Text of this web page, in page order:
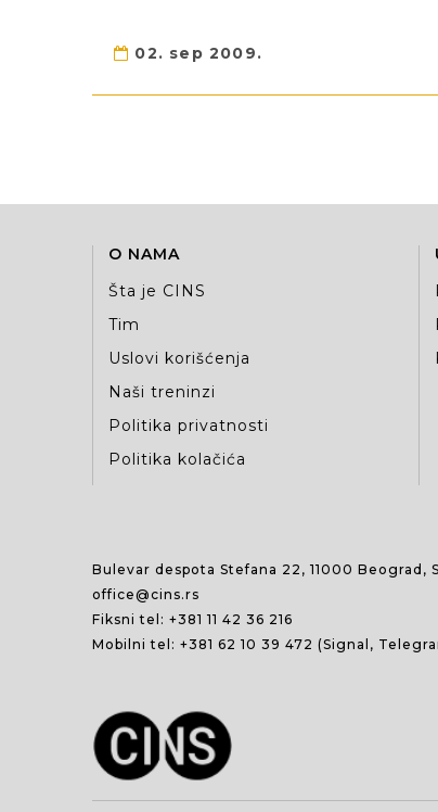
02. sep 2009.
O NAMA
Šta je CINS
Tim
Uslovi korišćenja
Naši treninzi
Politika privatnosti
Politika kolačića
Bulevar despota Stefana 22, 11000 Beograd,
office@cins.rs
Fiksni tel: +381 11 42 36 216
Mobilni tel: +381 62 10 39 472 (Signal,